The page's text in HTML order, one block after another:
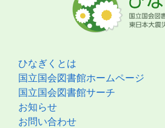
ひなぎくとは
国立国会図書館ホームページ
国立国会図書館サーチ
お知らせ
お問い合わせ